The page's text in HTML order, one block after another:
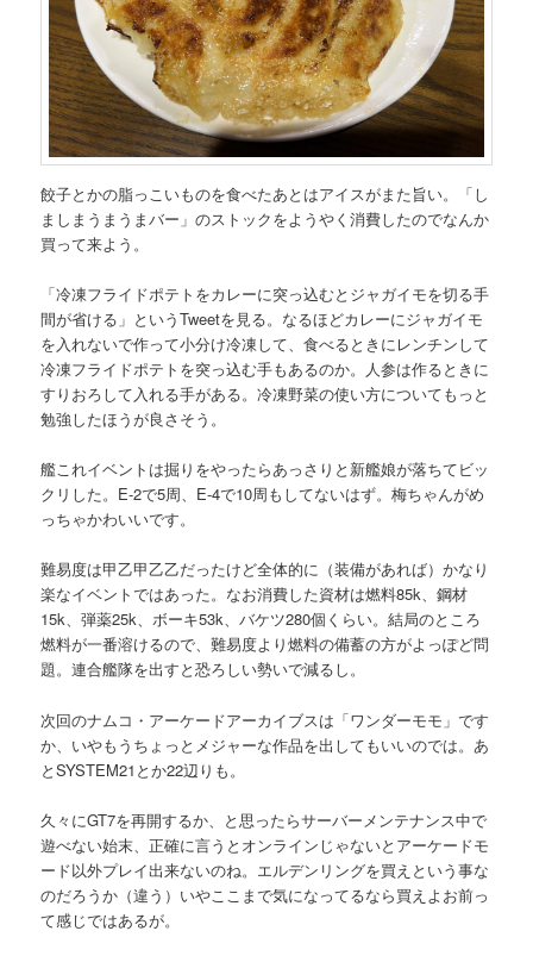
餃子とかの脂っこいものを食べたあとはアイスがまた旨い。「し
ましまうまうまバー」のストックをようやく消費したのでなんか
買って来よう。
「冷凍フライドポテトをカレーに突っ込むとジャガイモを切る手
間が省ける」というTweetを見る。なるほどカレーにジャガイモ
を入れないで作って小分け冷凍して、食べるときにレンチンして
冷凍フライドポテトを突っ込む手もあるのか。人参は作るときに
すりおろして入れる手がある。冷凍野菜の使い方についてもっと
勉強したほうが良さそう。
艦これイベントは掘りをやったらあっさりと新艦娘が落ちてビッ
クリした。E-2で5周、E-4で10周もしてないはず。梅ちゃんがめ
っちゃかわいいです。
難易度は甲乙甲乙乙だったけど全体的に（装備があれば）かなり
楽なイベントではあった。なお消費した資材は燃料85k、鋼材
15k、弾薬25k、ボーキ53k、バケツ280個くらい。結局のところ
燃料が一番溶けるので、難易度より燃料の備蓄の方がよっぽど問
題。連合艦隊を出すと恐ろしい勢いで減るし。
次回のナムコ・アーケードアーカイブスは「ワンダーモモ」です
か、いやもうちょっとメジャーな作品を出してもいいのでは。あ
とSYSTEM21とか22辺りも。
久々にGT7を再開するか、と思ったらサーバーメンテナンス中で
遊べない始末、正確に言うとオンラインじゃないとアーケードモ
ード以外プレイ出来ないのね。エルデンリングを買えという事な
のだろうか（違う）いやここまで気になってるなら買えよお前っ
て感じではあるが。